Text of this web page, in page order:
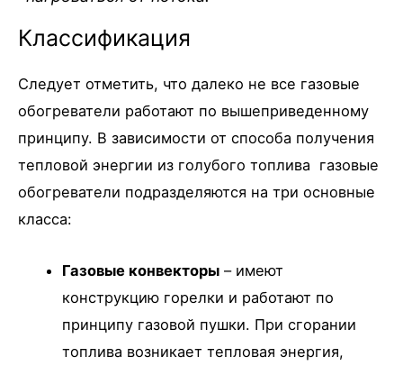
Классификация
Следует отметить, что далеко не все газовые
обогреватели работают по вышеприведенному
принципу. В зависимости от способа получения
тепловой энергии из голубого топлива газовые
обогреватели подразделяются на три основные
класса:
Газовые конвекторы – имеют
конструкцию горелки и работают по
принципу газовой пушки. При сгорании
топлива возникает тепловая энергия,